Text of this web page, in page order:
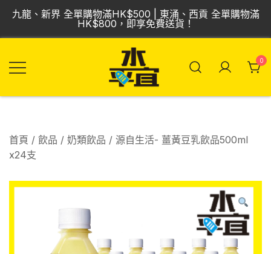
Skip
content
九龍、新界 全單購物滿HK$500 | 東涌、西貢 全單購物滿
HK$800，即享免費送貨！
酒、食品
0
首頁 / 飲品 / 奶類飲品 / 源自生活- 薑黃豆乳飲品500ml
x24支